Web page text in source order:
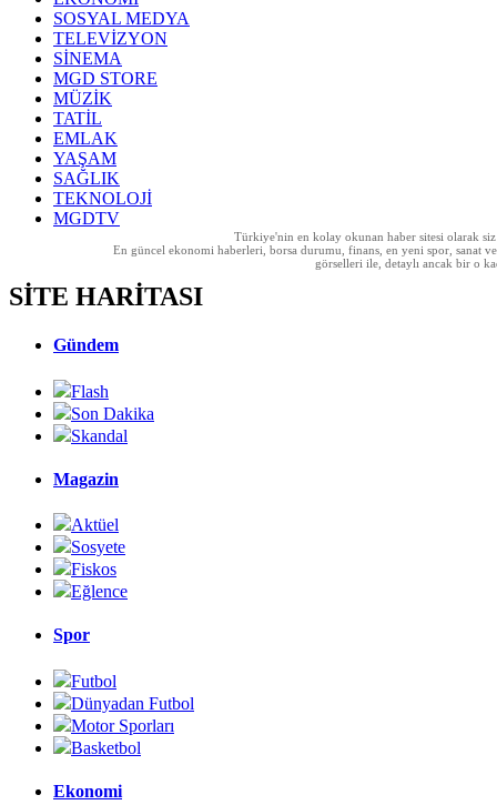
SOSYAL MEDYA
TELEVİZYON
SİNEMA
MGD STORE
MÜZİK
TATİL
EMLAK
YAŞAM
SAĞLIK
TEKNOLOJİ
MGDTV
Türkiye'nin en kolay okunan haber sitesi olarak siz
En güncel ekonomi haberleri, borsa durumu, finans, en yeni spor, sanat
görselleri ile, detaylı ancak bir o
SİTE HARİTASI
Gündem
Flash
Son Dakika
Skandal
Magazin
Aktüel
Sosyete
Fiskos
Eğlence
Spor
Futbol
Dünyadan Futbol
Motor Sporları
Basketbol
Ekonomi